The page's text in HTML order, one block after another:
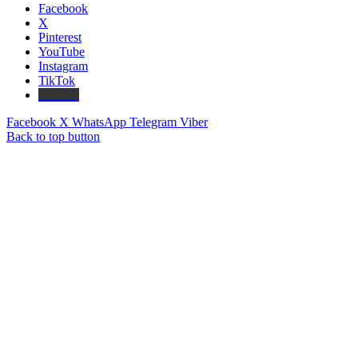
Facebook
X
Pinterest
YouTube
Instagram
TikTok
Facebook X WhatsApp Telegram Viber
Back to top button